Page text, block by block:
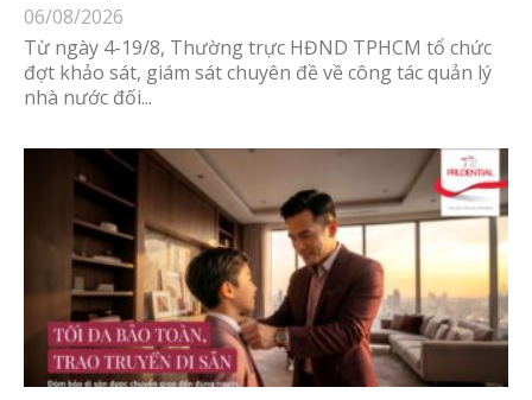
06/08/2026
Từ ngày 4-19/8, Thường trực HĐND TPHCM tổ chức
đợt khảo sát, giám sát chuyên đề về công tác quản lý
nhà nước đối...